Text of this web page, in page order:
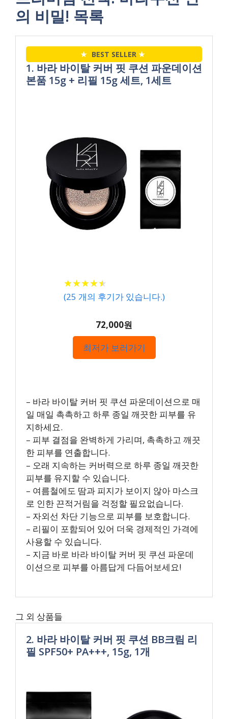
의 비밀! 목록
★ BEST SELLER ★
1. 바라 바이탈 커버 핏 쿠션 파운데이션
본품 15g + 리필 15g 세트, 1세트
★★★★★
★★★★★
(25 개의 후기가 있습니다.)
72,000원
최저가 보러가기
– 바라 바이탈 커버 핏 쿠션 파운데이션으로 매
일 매일 촉촉하고 하루 종일 깨끗한 피부를 유
지하세요.
– 피부 결점을 완벽하게 가리며, 촉촉하고 깨끗
한 피부를 연출합니다.
– 오래 지속하는 커버력으로 하루 종일 깨끗한
피부를 유지할 수 있습니다.
– 여름철에도 땀과 피지가 보이지 않아 마스크
로 인한 끈적거림을 걱정할 필요없습니다.
– 자외선 차단 기능으로 피부를 보호합니다.
– 리필이 포함되어 있어 더욱 경제적인 가격에
사용할 수 있습니다.
– 지금 바로 바라 바이탈 커버 핏 쿠션 파운데
이션으로 피부를 아름답게 다듬어보세요!
그 외 상품들
2. 바라 바이탈 커버 핏 쿠션 BB크림 리
필 SPF50+ PA+++, 15g, 1개